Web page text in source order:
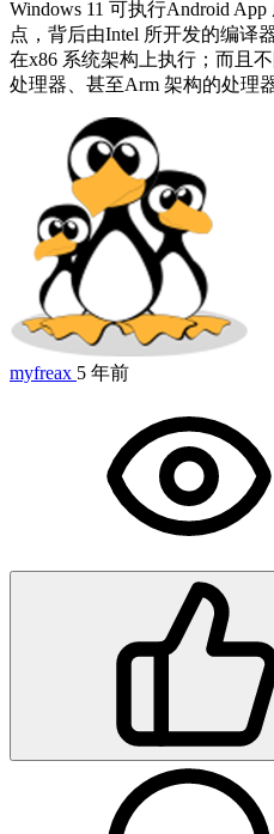
Windows 11 可执行Android
点，背后由Intel 所开发的编译
在x86 系统架构上执行；而且
处理器、甚至Arm 架构的处理
myfreax 5 年前